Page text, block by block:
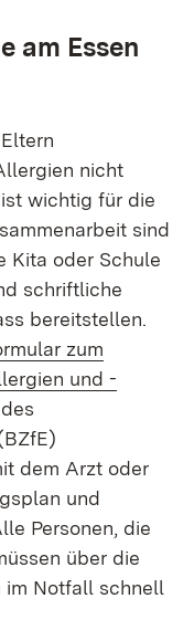
am Essen
nicht
wichtig für die
sind
Kita oder Schule
schriftliche
bereitstellen.
zum
und -
(Öffnet in neuem
des
dem Arzt oder
und
Personen, die
über die
Notfall schnell